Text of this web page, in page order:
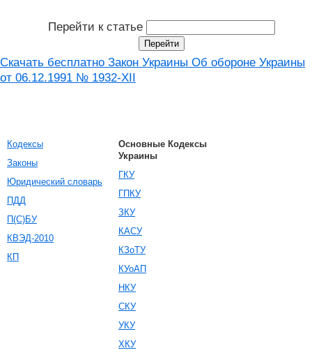
Перейти к статье
Скачать бесплатно Закон Украины Об обороне Украины
от 06.12.1991 № 1932-XII
Кодексы
Законы
Юридический словарь
ПДД
П(С)БУ
КВЭД-2010
КП
Основные Кодексы
Украины
ГКУ
ГПКУ
ЗКУ
КАСУ
КЗоТУ
КУоАП
НКУ
СКУ
УКУ
ХКУ